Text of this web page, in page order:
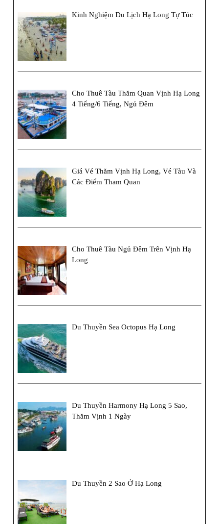
Kinh Nghiệm Du Lịch Hạ Long Tự Túc
Cho Thuê Tàu Thăm Quan Vịnh Hạ Long
4 Tiếng/6 Tiếng, Ngủ Đêm
Giá Vé Thăm Vịnh Hạ Long, Vé Tàu Và
Các Điểm Tham Quan
Cho Thuê Tàu Ngủ Đêm Trên Vịnh Hạ
Long
Du Thuyền Sea Octopus Hạ Long
Du Thuyền Harmony Hạ Long 5 Sao,
Thăm Vịnh 1 Ngày
Du Thuyền 2 Sao Ở Hạ Long